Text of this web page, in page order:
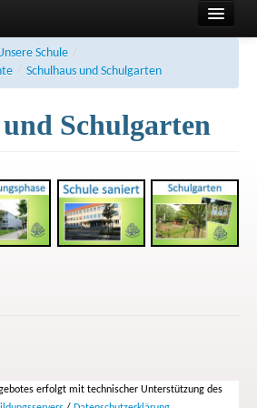
Schule /
/ Schulhaus und Schulgarten
Schulgarten
erfolgt mit technischer Unterstützung des